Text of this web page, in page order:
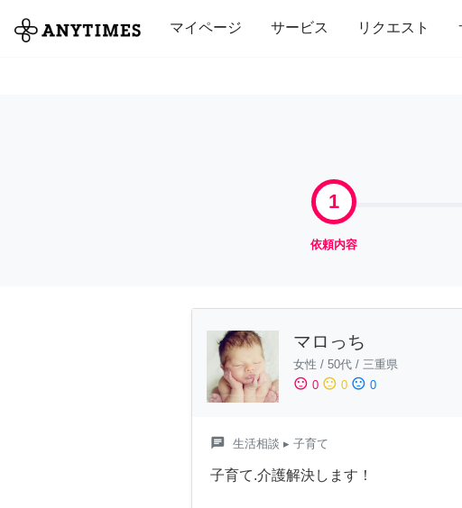
マイページ サービス リクエスト
全て 修理・組立 家事 引っ越し イン
1
依頼内容
マロっち
女性 / 50代 / 三重県
sentiment_satisfied 0 sentiment_neutral 0 sentiment_dissatisfied 0
chat 生活相談 ▸ 子育て
子育て.介護解決します！